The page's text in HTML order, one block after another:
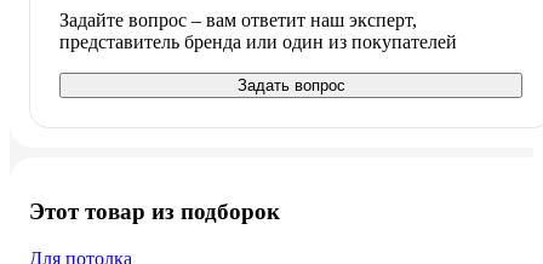
Задайте вопрос – вам ответит наш эксперт,
представитель бренда или один из покупателей
Задать вопрос
Этот товар из подборок
Для потолка